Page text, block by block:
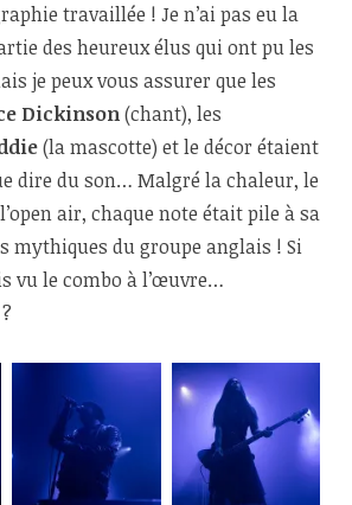
travaillée ! Je n’ai pas eu la
des heureux élus qui ont pu les
je peux vous assurer que les
Dickinson(chant), les
(la mascotte) et le décor étaient
dire du son… Malgré la chaleur, le
air, chaque note était pile à sa
mythiques du groupe anglais ! Si
vu le combo à l’œuvre…